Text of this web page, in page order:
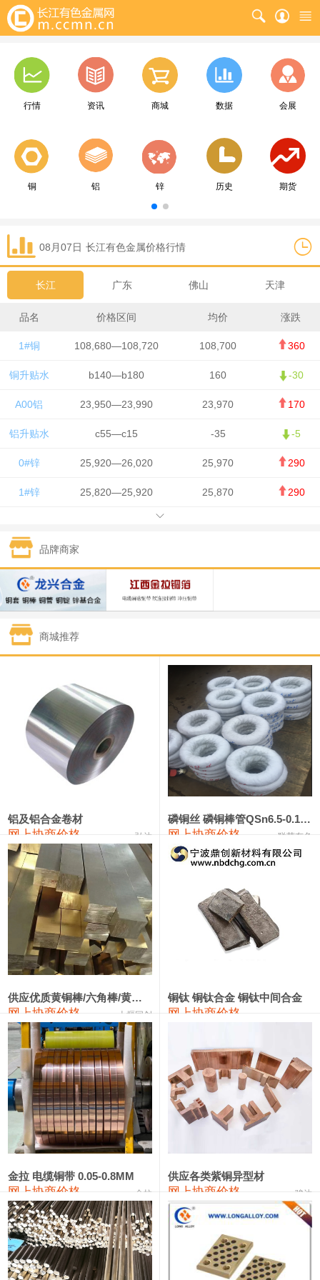
行情 资讯 商城 数据 会展
铜 铝 锌 历史 期货
08月07日 长江有色金属价格行情
长江 广东 佛山 天津
品名 价格区间 均价 涨跌
1#铜 108,680—108,720 108,700 360
铜升贴水 b140—b180 160 -30
A00铝 23,950—23,990 23,970 170
铝升贴水 c55—c15 -35 -5
0#锌 25,920—26,020 25,970 290
1#锌 25,820—25,920 25,870 290
1#锡 434,000—436,000
1#镍 129,550—130,750
1#白银 15,100—15,110 15,105 -70
钯金
331,000 -10,000
89,000—95,000 92,000 1,000
2#锑 85,000—91,000 88,000 1,000
1#镁 17,000—18,000 17,500 0
18,900—19,100 19,000 100
1#电解锰(99.7%袋装) 18,000—18,200 18,100 100
1#铬 60,000—82,000
553#硅 9,300—9,500
441#硅 9,600—9,800 9,700
3303#硅 10,300—10,500 10,400
2202#硅 14,100—14,300
金属硅3303#-2202# 10,400—14,200 12,300 0
漆包线 111,970—115,970 113,970
磷铜合金 110,800—117,600 114,200 400
无氧铜丝(硬) 109,710—110,010 109,860
R410A专用紫铜管 113,700—113,700
铸造铝合金锭(A380） 26,300—26,500 26,400 100
铝合金ADC12 24,200—24,400 100
铸造铝合金锭(ZL102) 24,300—24,500 24,400
品牌商家
商城推荐
铝及铝合金卷材
网上协商价格 弘达
磷铜丝 磷铜棒管QSn6.5-0.1 7-0.2 8-0.3
网上协商价格 联荣有色
供应优质黄铜棒/六角棒/黄铜方板
网上协商价格 十堰同创
铜钛 铜钛合金 铜钛中间合金
网上协商价格
金拉 电缆铜带 0.05-0.8MM
网上协商价格 金拉
供应各类紫铜异型材
网上协商价格 骏达